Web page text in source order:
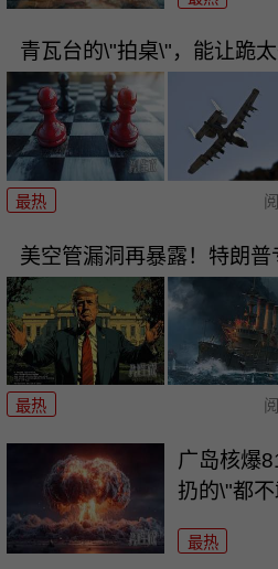
青瓦台的\"拍桌\"，能让跪
最热
美空管漏洞再暴露！特朗
最热
广岛核爆
扔的\"都不
最热